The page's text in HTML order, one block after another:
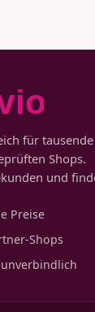
für tausende
Shops.
und
Preise
Shops